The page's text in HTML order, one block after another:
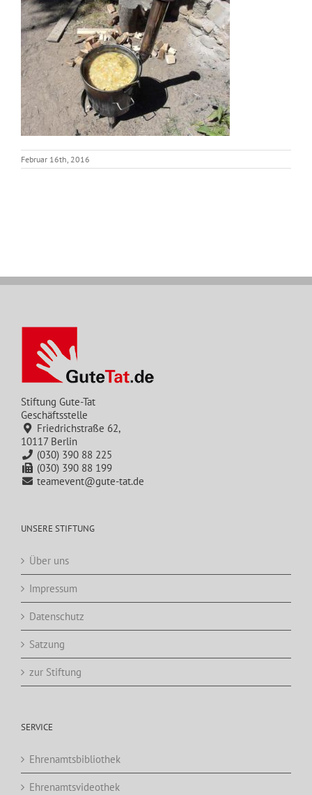
Februar 16th, 2016
Stiftung Gute-Tat
Geschäftsstelle
Friedrichstraße 62,
10117 Berlin
(030) 390 88 225
(030) 390 88 199
teamevent@gute-tat.de
UNSERE STIFTUNG
Über uns
Impressum
Datenschutz
Satzung
zur Stiftung
SERVICE
Ehrenamtsbibliothek
Ehrenamtsvideothek